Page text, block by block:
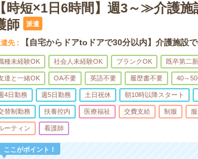
【時短×1日6時間】週3～≫介護
師
派遣
先 【自宅からドアtoドアで30分以内】介護施設
種未経験OK 社会人未経験OK ブランクOK 既卒第二
達と一緒OK OA不要 英語不要 履歴書不要 40～
4日勤務 週5日勤務 土日祝休 朝10時以降スタート
替制勤務 扶養控内 医療福祉 交費支給 制服
ーティン 看護師
ここがポイント！